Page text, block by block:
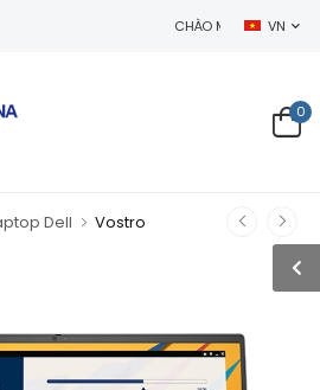
CHÀO MỪNG BẠN ĐẾN VỚI
VN
0
Dell Vostro